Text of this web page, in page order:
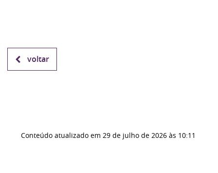
voltar
Conteúdo atualizado em 29 de julho de 2026 às 10:11